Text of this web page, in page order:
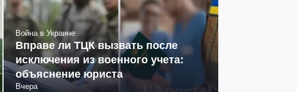
Война в Украине
Вправе ли ТЦК вызвать после
исключения из военного учета:
объяснение юриста
Вчера